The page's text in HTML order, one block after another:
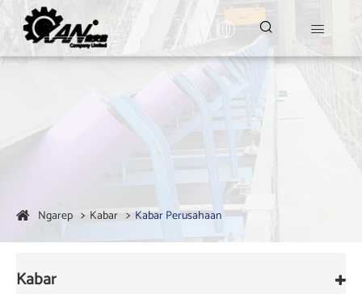
 
Ngarep Kabar Kabar Perusahaan
Kabar